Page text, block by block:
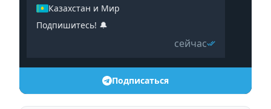
Казахстан и Мир
Подпишитесь! 🔔
сейчас
Подписаться